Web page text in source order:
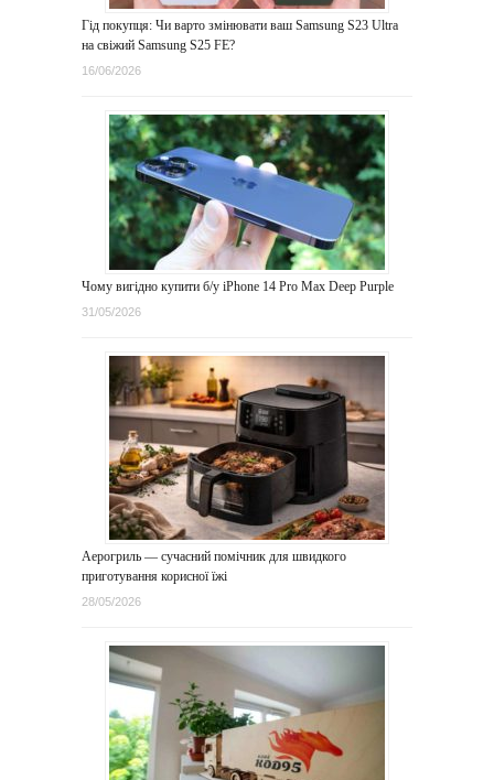
Гід покупця: Чи варто змінювати ваш Samsung S23 Ultra
на свіжий Samsung S25 FE?
16/06/2026
Чому вигідно купити б/у iPhone 14 Pro Max Deep Purple
31/05/2026
Аерогриль — сучасний помічник для швидкого
приготування корисної їжі
28/05/2026